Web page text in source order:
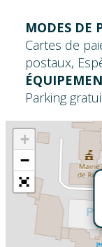
MODES DE
Cartes de
postaux,
Parking
+
−